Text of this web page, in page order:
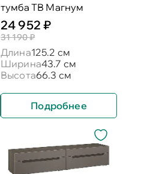
тумба ТВ Магнум
24 952 ₽
31 190 ₽
Длина125.2 см
Ширина43.7 см
Высота66.3 см
Подробнее